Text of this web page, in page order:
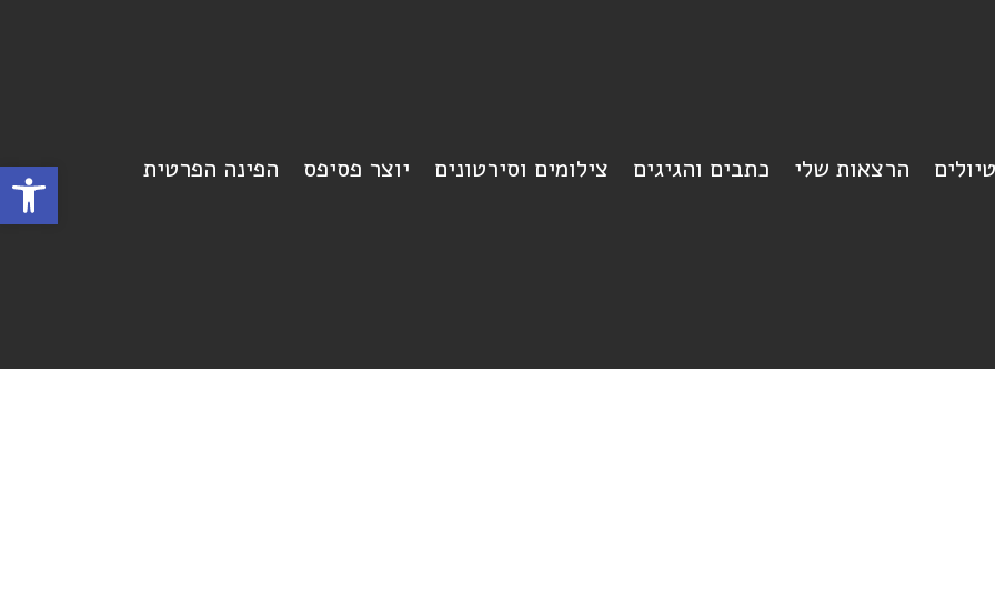
פתח הרצאות שלי כתבים והגיגים צילומים וסירטונים יוצר פסיפס הפינה הפרטית